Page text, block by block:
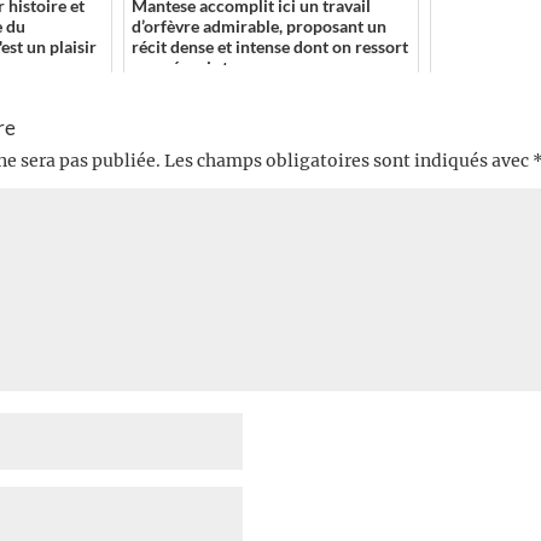
histoire et
du
un plaisir
Mantese accomplit ici un travail
d’orfèvre admirable, proposant un
récit dense et intense dont on ressort
essoré mais t...
sera pas publiée. Les champs obligatoires sont indiqués avec